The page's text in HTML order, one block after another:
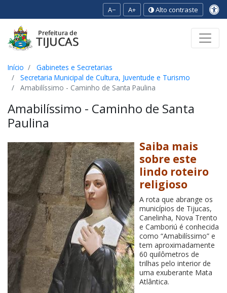
A− A+ Alto contraste
Início
Gabinetes e Secretarias
Secretaria Municipal de Cultura, Juventude e Turismo
Amabilíssimo - Caminho de Santa Paulina
Amabilíssimo - Caminho de Santa
Paulina
Saiba mais
sobre este
lindo roteiro
religioso
A rota que abrange os
municípios de Tijucas,
Canelinha, Nova Trento
e Camboriú é conhecida
como “Amabilíssimo” e
tem aproximadamente
60 quilômetros de
trilhas pelo interior de
uma exuberante Mata
Atlântica.